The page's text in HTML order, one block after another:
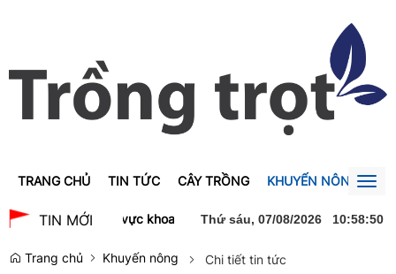
TRANG CHỦ TIN TỨC CÂY TRỒNG KHUYẾN NÔNG
TIN MỚI
Sửa 4 luật lĩnh vực khoa học và công nghệ: Tạo thuận lợi cho đầu
Thứ sáu, 07/08/2026 10:58:50
Trang chủ Khuyến nông Chi tiết tin tức